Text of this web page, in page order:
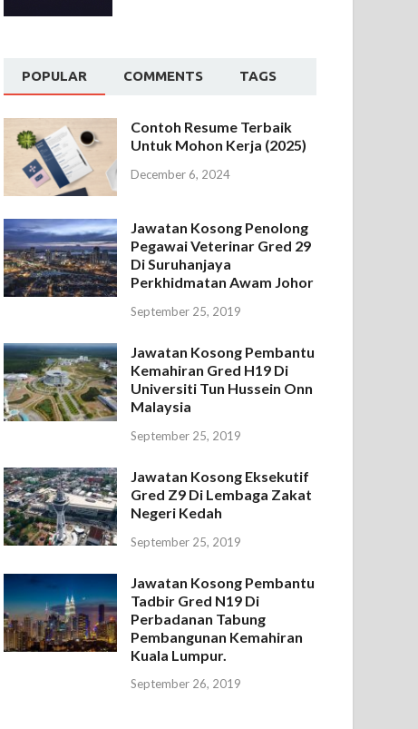
POPULAR COMMENTS TAGS
Contoh Resume Terbaik
Untuk Mohon Kerja (2025)
December 6, 2024
Jawatan Kosong Penolong
Pegawai Veterinar Gred 29
Di Suruhanjaya
Perkhidmatan Awam Johor
September 25, 2019
Jawatan Kosong Pembantu
Kemahiran Gred H19 Di
Universiti Tun Hussein Onn
Malaysia
September 25, 2019
Jawatan Kosong Eksekutif
Gred Z9 Di Lembaga Zakat
Negeri Kedah
September 25, 2019
Jawatan Kosong Pembantu
Tadbir Gred N19 Di
Perbadanan Tabung
Pembangunan Kemahiran
Kuala Lumpur.
September 26, 2019